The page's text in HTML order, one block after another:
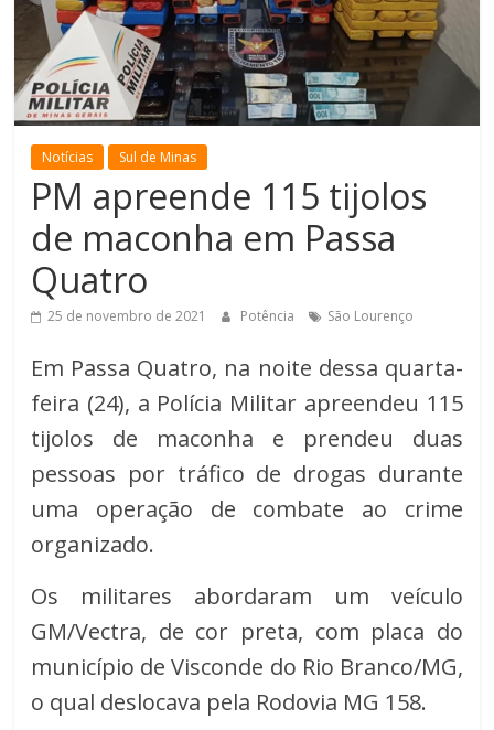
Minas
Notícias Sul de Minas
PM apreende 115 tijolos
de maconha em Passa
Quatro
25 de novembro de 2021 Potência São Lourenço
Em Passa Quatro, na noite dessa quarta-
feira (24), a Polícia Militar apreendeu 115
tijolos de maconha e prendeu duas
pessoas por tráfico de drogas durante
uma operação de combate ao crime
organizado.
Os militares abordaram um veículo
GM/Vectra, de cor preta, com placa do
município de Visconde do Rio Branco/MG,
o qual deslocava pela Rodovia MG 158.